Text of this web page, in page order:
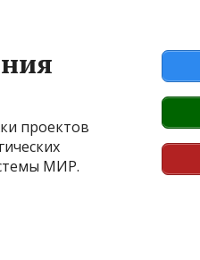
проектов
МИР.